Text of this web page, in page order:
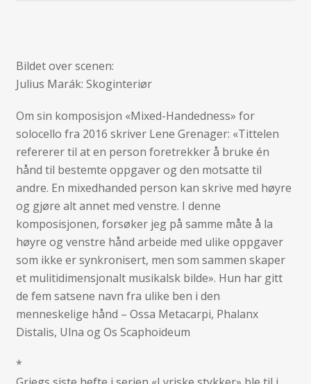
Bildet over scenen:
Julius Marák: Skoginteriør
Om sin komposisjon «Mixed-Handedness» for
solocello fra 2016 skriver Lene Grenager: «Tittelen
refererer til at en person foretrekker å bruke én
hånd til bestemte oppgaver og den motsatte til
andre. En mixedhanded person kan skrive med høyre
og gjøre alt annet med venstre. I denne
komposisjonen, forsøker jeg på samme måte å la
høyre og venstre hånd arbeide med ulike oppgaver
som ikke er synkronisert, men som sammen skaper
et mulitidimensjonalt musikalsk bilde». Hun har gitt
de fem satsene navn fra ulike ben i den
menneskelige hånd – Ossa Metacarpi, Phalanx
Distalis, Ulna og Os Scaphoideum
*